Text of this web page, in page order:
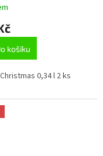
košíku
0,34 l 2 ks